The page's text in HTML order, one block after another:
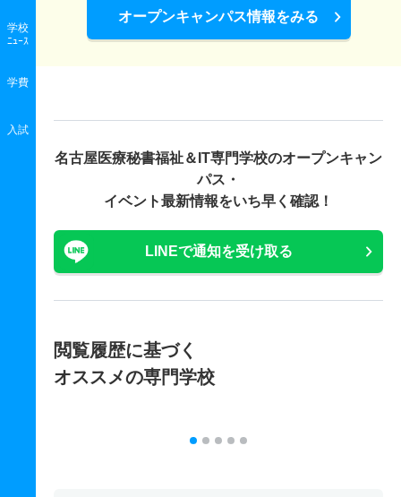
学校
ﾆｭｰｽ
学費
入試
オープンキャンパス情報をみる
名古屋医療秘書福祉＆IT専門学校のオープンキャン
パス・
イベント最新情報をいち早く確認！
LINEで通知を受け取る
閲覧履歴に基づく
オススメの専門学校